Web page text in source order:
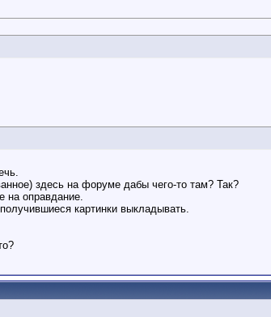
здесь на форуме дабы чего-то там? Так?
на оправдание.
картинки выкладывать.